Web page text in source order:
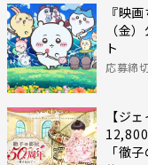
『映
（金
ト
応募締
【ジ
「徹